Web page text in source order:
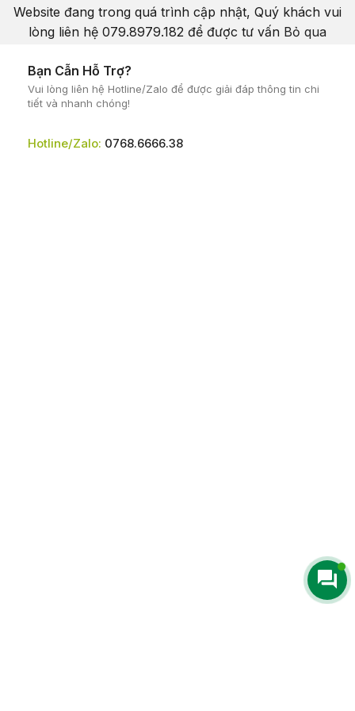
Website đang trong quá trình cập nhật, Quý khách vui
lòng liên hệ 079.8979.182 để được tư vấn Bỏ qua
Bạn Cẫn Hỗ Trợ?
Vui lòng liên hệ Hotline/Zalo để được giải đáp thông tin chi
tiết và nhanh chóng!
Hotline/Zalo: 0768.6666.38